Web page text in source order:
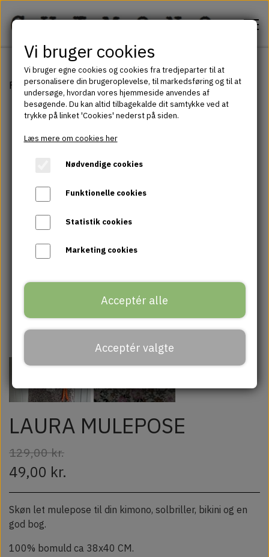
Forside
Shop
Shirts
Duftpuder
Muleposer
Hudpleje, sæber & beautyklude.
Galleri
Om os
Forside Muleposer LAURA MULEPOSE
LAURA MULEPOSE
129,00 kr.
49,00 kr.
Skøn let mulepose til din kimono, solbriller, bikini og en
god bog.
100% bomuld ca 38x40 CM.
Vi bruger cookies
Vi bruger egne cookies og cookies fra tredjeparter til at
personalisere din brugeroplevelse, til markedsføring og til at
undersøge, hvordan vores hjemmeside anvendes af
besøgende. Du kan altid tilbagekalde dit samtykke ved at
trykke på linket 'Cookies' nederst på siden.
Læs mere om cookies her
Nødvendige cookies
Funktionelle cookies
Statistik cookies
Marketing cookies
Acceptér alle
Acceptér valgte